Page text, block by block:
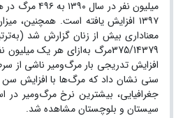
میلیون نفر در
۱۳۹۷ افزایش یافته است. همچنین،
375/14379مرگ به‌ازای هر یک
افزایش تدریجی بار مرگ‌ومیر ناشی از
سنی نشان داد که مرگ‌ها با افزایش
جغرافیایی، بیشترین نرخ مرگ‌ومیر در
سیستان و بلوچستان مشاهده شد.